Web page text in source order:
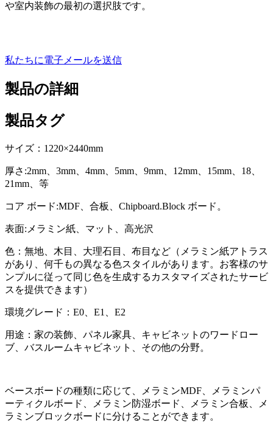
や室内装飾の最初の選択肢です。
私たちに電子メールを送信
製品の詳細
製品タグ
サイズ：1220×2440mm
厚さ:2mm、3mm、4mm、5mm、9mm、12mm、15mm、18、
21mm、等
コア ボード:MDF、合板、Chipboard.Block ボード。
表面:メラミン紙、マット、高光沢
色：無地、木目、大理石目、布目など（メラミン紙アトラス
があり、何千もの異なる色スタイルがあります。お客様のサ
ンプルに従って同じ色を生成するカスタマイズされたサービ
スを提供できます）
環境グレード：E0、E1、E2
用途：家の装飾、パネル家具、キャビネットのワードロー
ブ、バスルームキャビネット、その他の分野。
ベースボードの種類に応じて、メラミンMDF、メラミンパ
ーティクルボード、メラミン防湿ボード、メラミン合板、メ
ラミンブロックボードに分けることができます。